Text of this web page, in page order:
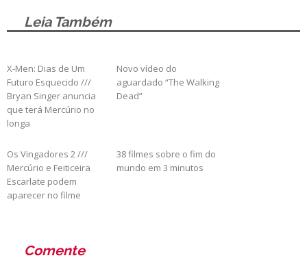
Leia Também
X-Men: Dias de Um
Futuro Esquecido ///
Bryan Singer anuncia
que terá Mercúrio no
longa
Novo vídeo do
aguardado “The Walking
Dead”
Os Vingadores 2 ///
Mercúrio e Feiticeira
Escarlate podem
aparecer no filme
38 filmes sobre o fim do
mundo em 3 minutos
Comente